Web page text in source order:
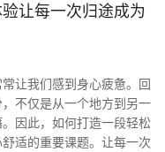
让每一次归途成为
让我们感到身心疲惫。回
不仅是从一个地方到另一
因此，如何打造一段轻松
适的重要课题。让每一次